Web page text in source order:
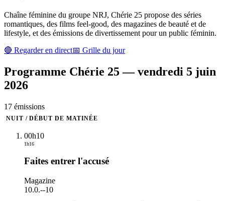
Chaîne féminine du groupe NRJ, Chérie 25 propose des séries
romantiques, des films feel-good, des magazines de beauté et de
lifestyle, et des émissions de divertissement pour un public féminin.
🔴 Regarder en direct📅 Grille du jour
Programme Chérie 25—vendredi 5 juin
2026
17 émissions
NUIT / DÉBUT DE MATINÉE
00h10
1h16
Faites entrer l'accusé
Magazine
10.0.--10